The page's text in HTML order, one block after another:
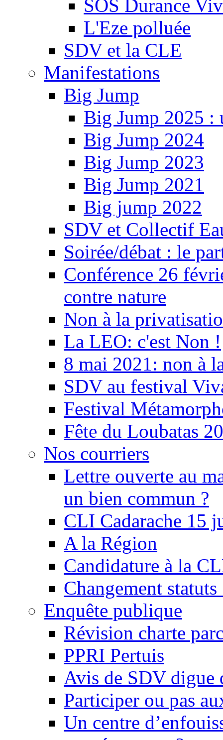
SOS Durance
L'Eze polluée
SDV et la CLE
Manifestations
Big Jump
Big Jump 2025 :
Big Jump 2024
Big Jump 2023
Big Jump 2021
Big jump 2022
SDV et Collectif
Soirée/débat : le
Conférence 26
contre nature
Non à la
La LEO: c'est Non !
8 mai 2021: non à
SDV au festival
Festival
Fête du Loubatas
Nos courriers
Lettre ouverte au
un bien commun ?
CLI Cadarache 15
A la Région
Candidature à la
Changement
Enquête publique
Révision charte
PPRI Pertuis
Avis de SDV digue
Participer ou pas
Un centre